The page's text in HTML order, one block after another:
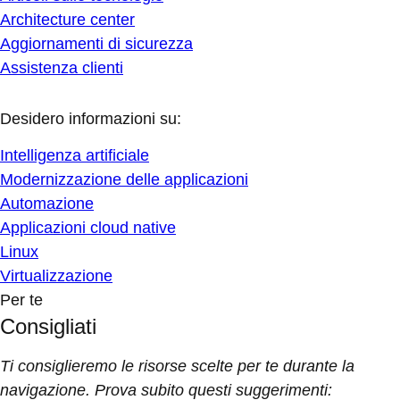
Architecture center
Aggiornamenti di sicurezza
Assistenza clienti
Desidero informazioni su:
Intelligenza artificiale
Modernizzazione delle applicazioni
Automazione
Applicazioni cloud native
Linux
Virtualizzazione
Per te
Consigliati
Ti consiglieremo le risorse scelte per te durante la
navigazione. Prova subito questi suggerimenti: